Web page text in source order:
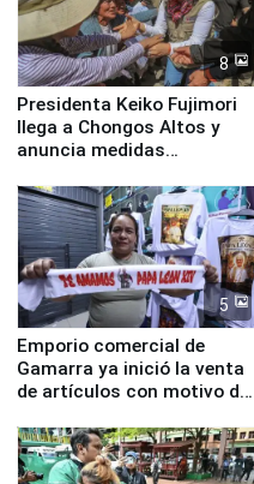
8
Presidenta Keiko Fujimori
llega a Chongos Altos y
anuncia medidas
educación, salud y empleo
5
Emporio comercial de
Gamarra ya inició la venta
de artículos con motivo de